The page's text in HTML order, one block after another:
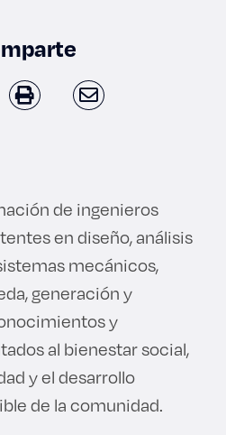
de ingenieros
en diseño, análisis
mecánicos,
generación y
y
al bienestar social,
y el desarrollo
de la comunidad.